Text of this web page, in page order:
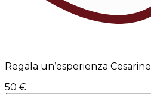
Regala un’esperienza Cesarine
50 €